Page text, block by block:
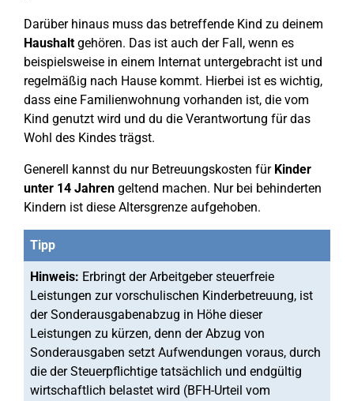
Darüber hinaus muss das betreffende Kind zu deinem
Haushaltgehören. Das ist auch der Fall, wenn es
beispielsweise in einem Internat untergebracht ist und
regelmäßig nach Hause kommt. Hierbei ist es wichtig,
dass eine Familienwohnung vorhanden ist, die vom
Kind genutzt wird und du die Verantwortung für das
Wohl des Kindes trägst.
Generell kannst du nur Betreuungskosten für Kinder
unter 14 Jahren geltend machen. Nur bei behinderten
Kindern ist diese Altersgrenze aufgehoben.
Tipp
Hinweis: Erbringt der Arbeitgeber steuerfreie
Leistungen zur vorschulischen Kinderbetreuung, ist
der Sonderausgabenabzug in Höhe dieser
Leistungen zu kürzen, denn der Abzug von
Sonderausgaben setzt Aufwendungen voraus, durch
die der Steuerpflichtige tatsächlich und endgültig
wirtschaftlich belastet wird (BFH-Urteil vom